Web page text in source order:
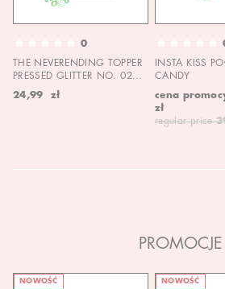
0
THE NEVERENDING TOPPER
PRESSED GLITTER NO. 02
MOON CHILD
24,99 zł
INSTA KISS
CANDY
cena
zł
regular price
PROMOCJE
NOWOŚĆ NOWOŚĆ